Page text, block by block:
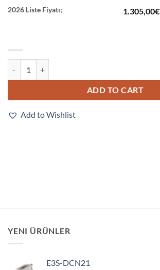
2026 Liste Fiyatı; 1.305,00€
ADD TO CART
Add to Wishlist
YENI ÜRÜNLER
E3S-DCN21